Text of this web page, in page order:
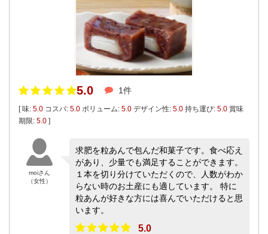
5.0 1件
[ 味: 5.0 コスパ: 5.0 ボリューム: 5.0 デザイン性: 5.0 持ち運び: 5.0 賞味
期限: 5.0 ]
moiさん
（女性）
求肥を粒あんで包んだ和菓子です。食べ応え
があり、少量でも満足することができます。
１本を切り分けていただくので、人数がわか
らない時のお土産にも適しています。 特に
粒あんが好きな方には喜んでいただけると思
います。
5.0